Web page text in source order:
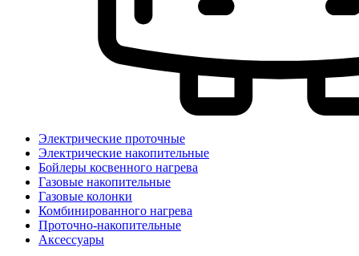
Электрические проточные
Электрические накопительные
Бойлеры косвенного нагрева
Газовые накопительные
Газовые колонки
Комбинированного нагрева
Проточно-накопительные
Аксессуары